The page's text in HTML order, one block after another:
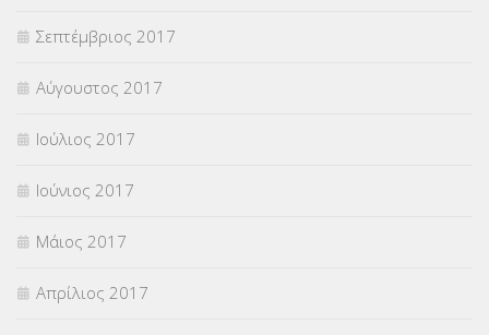
Σεπτέμβριος 2017
Αύγουστος 2017
Ιούλιος 2017
Ιούνιος 2017
Μάιος 2017
Απρίλιος 2017